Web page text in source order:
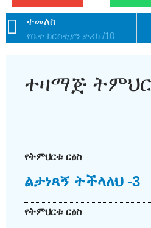
ተመለስ
የቤተ ክርስቲያን ታሪክ /10
ተዛማጅ
የትምህርቱ ርዕስ
ልታነጻኝ ትችላለህ -3
የትምህርቱ ርዕስ